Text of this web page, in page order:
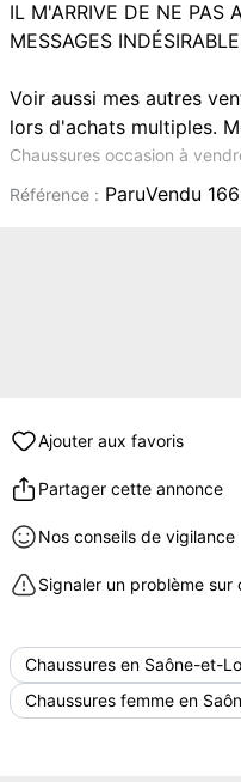
IL M'ARRIVE DE NE PAS
MESSAGES
Voir aussi mes autres
lors d'achats multiples.
Chaussures occasion à
Référence : ParuVendu
Ajouter aux favoris
Partager cette annonce
Nos conseils de vigilance
Signaler un problème sur
Chaussures en Saône-et-
Chaussures femme en